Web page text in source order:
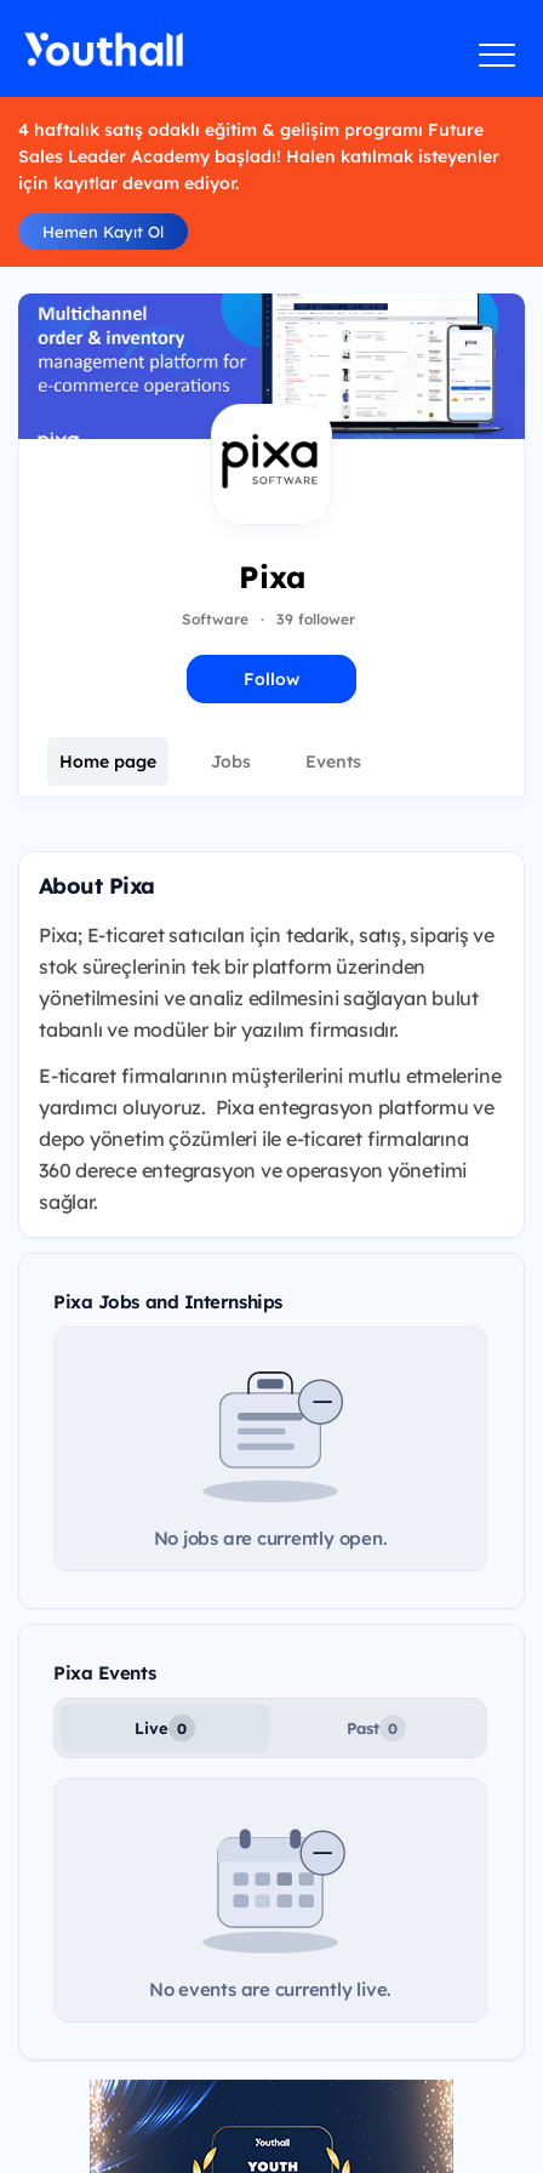
4 haftalık satış odaklı eğitim & gelişim programı Future
Sales Leader Academy başladı! Halen katılmak isteyenler
için kayıtlar devam ediyor.
Hemen Kayıt Ol
Pixa
Software · 39 follower
Follow
Home page Jobs Events
About Pixa
Pixa; E-ticaret satıcıları için tedarik, satış, sipariş ve
stok süreçlerinin tek bir platform üzerinden
yönetilmesini ve analiz edilmesini sağlayan bulut
tabanlı ve modüler bir yazılım firmasıdır.
E-ticaret firmalarının müşterilerini mutlu etmelerine
yardımcı oluyoruz. Pixa entegrasyon platformu ve
depo yönetim çözümleri ile e-ticaret firmalarına
360 derece entegrasyon ve operasyon yönetimi
sağlar.
Pixa Jobs and Internships
No jobs are currently open.
Pixa Events
Live 0 Past 0
No events are currently live.